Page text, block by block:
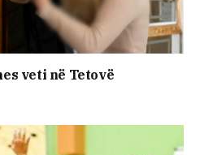
veti në Tetovë